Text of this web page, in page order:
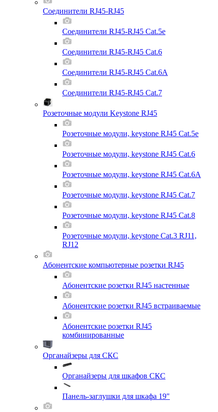
Соединители RJ45-RJ45
Соединители RJ45-RJ45 Cat.5e
Соединители RJ45-RJ45 Cat.6
Соединители RJ45-RJ45 Cat.6A
Соединители RJ45-RJ45 Cat.7
Розеточные модули Keystone RJ45
Розеточные модули, keystone RJ45 Cat.5e
Розеточные модули, keystone RJ45 Cat.6
Розеточные модули, keystone RJ45 Cat.6A
Розеточные модули, keystone RJ45 Cat.7
Розеточные модули, keystone RJ45 Cat.8
Розеточные модули, keystone Cat.3 RJ11,
RJ12
Абонентские компьютерные розетки RJ45
Абонентские розетки RJ45 настенные
Абонентские розетки RJ45 встраиваемые
Абонентские розетки RJ45
комбинированные
Органайзеры для СКС
Органайзеры для шкафов СКС
Панель-заглушки для шкафа 19"